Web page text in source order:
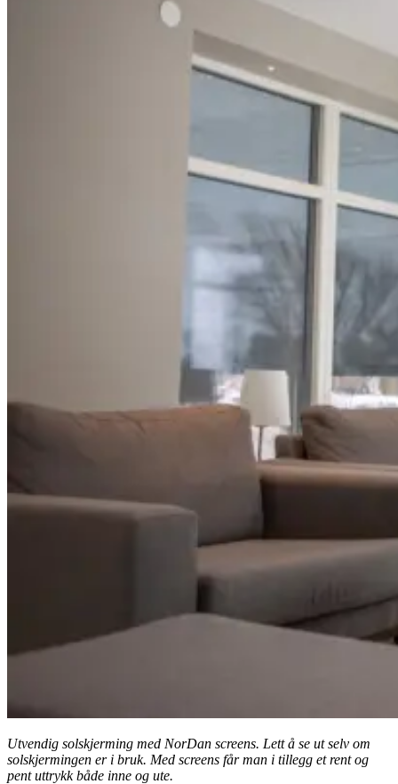
Utvendig solskjerming med NorDan screens. Lett å se ut selv om
solskjermingen er i bruk. Med screens får man i tillegg et rent og
pent uttrykk både inne og ute.